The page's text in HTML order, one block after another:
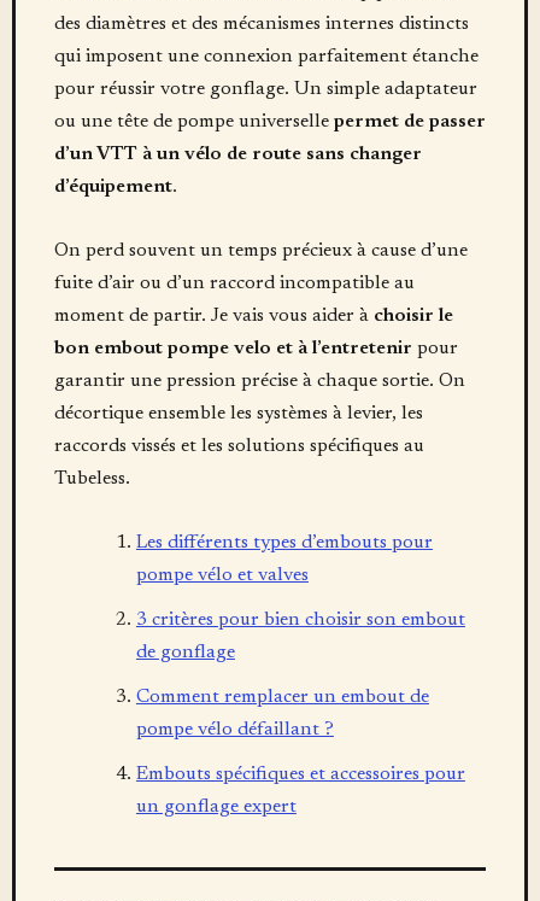
des diamètres et des mécanismes internes distincts
qui imposent une connexion parfaitement étanche
pour réussir votre gonflage. Un simple adaptateur
ou une tête de pompe universelle permet de passer
d’un VTT à un vélo de route sans changer
d’équipement.
On perd souvent un temps précieux à cause d’une
fuite d’air ou d’un raccord incompatible au
moment de partir. Je vais vous aider à choisir le
bon embout pompe velo et à l’entretenir pour
garantir une pression précise à chaque sortie. On
décortique ensemble les systèmes à levier, les
raccords vissés et les solutions spécifiques au
Tubeless.
Les différents types d’embouts pour
pompe vélo et valves
3 critères pour bien choisir son embout
de gonflage
Comment remplacer un embout de
pompe vélo défaillant ?
Embouts spécifiques et accessoires pour
un gonflage expert